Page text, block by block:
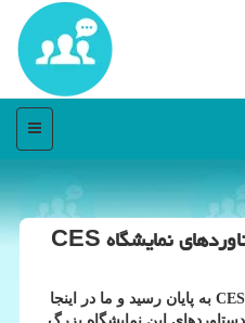
منو
بررسی بعضی از برترین دستاوردهای نمایشگاه CES
به گزارش كارا پیام نمایشگاه CES 2020 به پایان رسید و ما در اینجا